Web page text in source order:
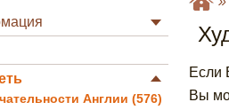
Англии (576)
Если
Вы